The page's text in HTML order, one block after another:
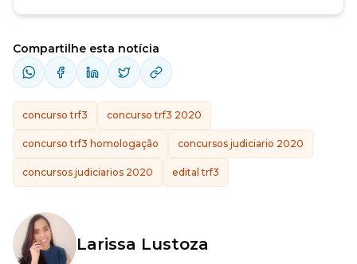
Compartilhe esta notícia
concurso trf3 concurso trf3 2020
concurso trf3 homologação concursos judiciario 2020
concursos judiciarios 2020 edital trf3
Larissa Lustoza